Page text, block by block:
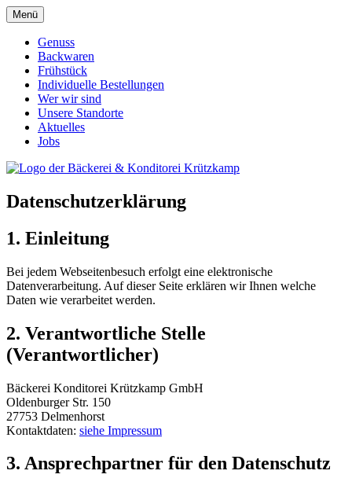
Menü
Genuss
Backwaren
Frühstück
Individuelle Bestellungen
Wer wir sind
Unsere Standorte
Aktuelles
Jobs
Datenschutzerklärung
1. Einleitung
Bei jedem Webseitenbesuch erfolgt eine elektronische
Datenverarbeitung. Auf dieser Seite erklären wir Ihnen welche
Daten wie verarbeitet werden.
2. Verantwortliche Stelle
(Verantwortlicher)
Bäckerei Konditorei Krützkamp GmbH
Oldenburger Str. 150
27753 Delmenhorst
Kontaktdaten: siehe Impressum
3. Ansprechpartner für den Datenschutz